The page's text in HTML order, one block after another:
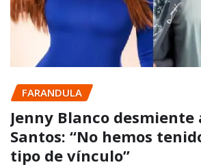
FARANDULA
Jenny Blanco desmiente
Santos: “No hemos
tipo de vínculo”